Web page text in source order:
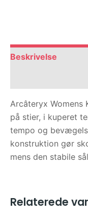
Beskrivelse
Arcâteryx
på stier, i kuperet
tempo og
konstruktion gør
mens den stabile
Relaterede